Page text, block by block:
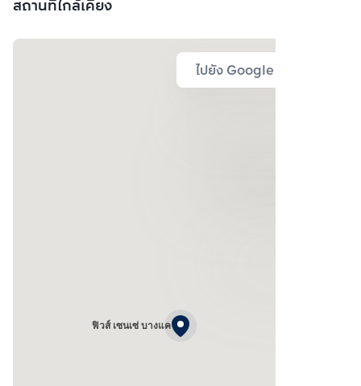
สถานที่ใกล้เคียง
ไปยัง Google Map
ฟิวส์ เซนเซ่ บางแค